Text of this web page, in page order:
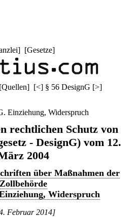
] [Gesetze]
Quellen] [<] § 56 DesignG [>]
Einziehung, Widerspruch
rechtlichen Schutz von
- DesignG) vom 12.
2004
über Maßnahmen der
Zollbehörde
Widerspruch
Februar 2014]